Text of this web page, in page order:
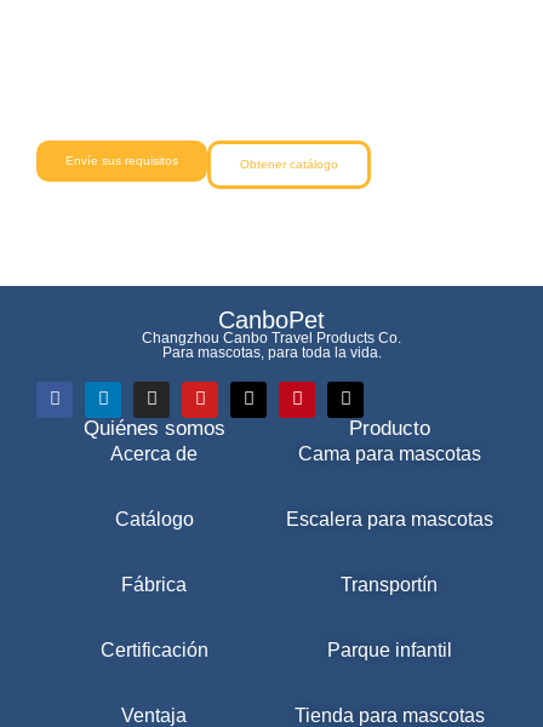
Envíe sus requisitos Obtener catálogo
CanboPet
Changzhou Canbo Travel Products Co.
Para mascotas, para toda la vida.
Quiénes somos
Acerca de
Catálogo
Fábrica
Certificación
Ventaja
Producto
Cama para mascotas
Escalera para mascotas
Transportín
Parque infantil
Tienda para mascotas